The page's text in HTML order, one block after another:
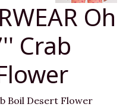
Oh
Crab
Boil Desert Flower